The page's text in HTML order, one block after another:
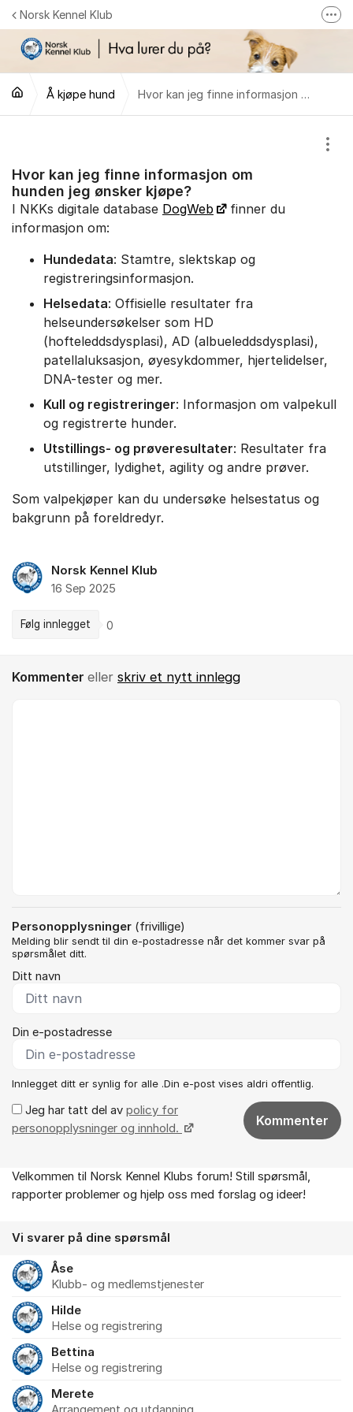
Gå til innhold
Norsk Kennel Klub
Følg oss på Facebook
Følg oss på Instagram
NKK-butikken
Å kjøpe hund Hvor kan jeg finne informasjon om hunden jeg ønsker kjøpe?
Hvor kan jeg finne informasjon om
hunden jeg ønsker kjøpe?
Vis/
I NKKs digitale database DogWeb
finner du
informasjon om:
Hundedata: Stamtre, slektskap og
registreringsinformasjon.
Helsedata: Offisielle resultater fra
helseundersøkelser som HD
(hofteleddsdysplasi), AD (albueleddsdysplasi),
patellaluksasjon, øyesykdommer, hjertelidelser,
DNA-tester og mer.
Kull og registreringer: Informasjon om valpekull
og registrerte hunder.
Utstillings- og prøveresultater: Resultater fra
utstillinger, lydighet, agility og andre prøver.
Som valpekjøper kan du undersøke helsestatus og
bakgrunn på foreldredyr.
Norsk Kennel Klub
16 Sep 2025
Følg innlegget 0
Kommenter eller skriv et nytt innlegg
Personopplysninger (frivillige)
Melding blir sendt til din e-postadresse når det kommer svar på
spørsmålet ditt.
Ditt navn
Din e-postadresse
Innlegget ditt er synlig for alle .Din e-post vises aldri offentlig.
Jeg har tatt del av policy for
personopplysninger og innhold.
Kommenter
Om forumet
Velkommen til Norsk Kennel Klubs forum! Still spørsmål,
rapporter problemer og hjelp oss med forslag og ideer!
Vi svarer på dine spørsmål
Åse
Klubb- og medlemstjenester
Hilde
Helse og registrering
Bettina
Helse og registrering
Merete